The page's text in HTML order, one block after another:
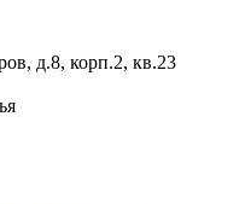
д.8, корп.2, кв.23